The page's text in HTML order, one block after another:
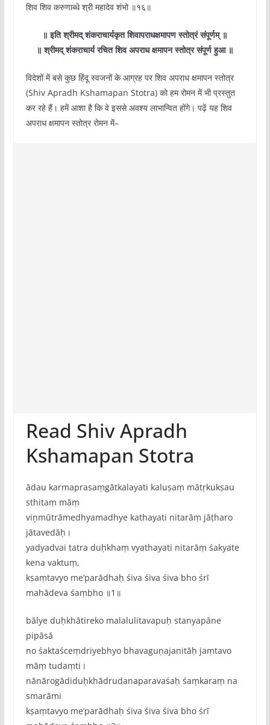
शिव शिव करुणाब्धे श्री महादेव शंभो ॥१६॥
॥ इति श्रीमद् शंकराचार्यकृत शिवापराधक्षमापण स्तोत्रं संपूर्णम् ॥
॥ श्रीमद् शंकराचार्य रचित शिव अपराध क्षमापन स्तोत्र संपूर्ण हुआ ॥
विदेशों में बसे कुछ हिंदू स्वजनों के आग्रह पर शिव अपराध क्षमापन स्तोत्र
(Shiv Apradh Kshamapan Stotra) को हम रोमन में भी प्रस्तुत
कर रहे हैं। हमें आशा है कि वे इससे अवश्य लाभान्वित होंगे। पढ़ें यह शिव
अपराध क्षमापन स्तोत्र रोमन में–
Read Shiv Apradh
Kshamapan Stotra
ādau karmaprasaṃgātkalayati kaluṣaṃ mātṛkukṣau
sthitaṃ māṃ
viṇmūtrāmedhyamadhye kathayati nitarāṃ jāṭharo
jātavedāḥ।
yadyadvai tatra duḥkhaṃ vyathayati nitarāṃ śakyate
kena vaktuṃ,
kṣaṃtavyo me‌’parādhaḥ śiva śiva śiva bho śrī
mahādeva śaṃbho ॥1॥
bālye duḥkhātireko malalulitavapuḥ stanyapāne
pipāsā
no śaktaśceṃdriyebhyo bhavaguṇajanitāḥ jaṃtavo
māṃ tudaṃti।
nānārogādiduḥkhādrudanaparavaśaḥ śaṃkaraṃ na
smarāmi
kṣaṃtavyo me‌’parādhaḥ śiva śiva śiva bho śrī